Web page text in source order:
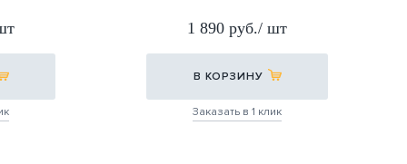
30,5Х30,5
30,5Х30,5
1 890 руб./ шт
В КОРЗИНУ
Заказать в 1 клик